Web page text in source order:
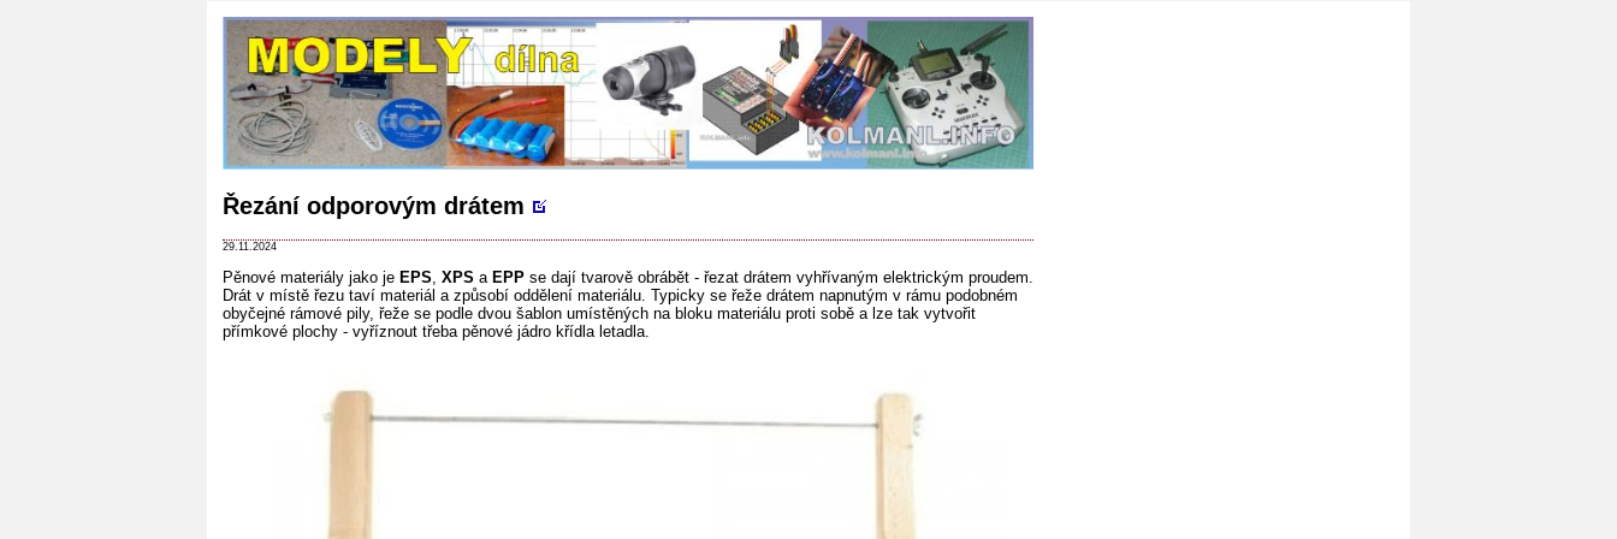
Řezání odporovým drátem
29.11.2024
Pěnové materiály jako je EPS, XPS a EPP se dají tvarově obrábět - řezat drátem vyhřívaným elektrickým proudem.
Drát v místě řezu taví materiál a způsobí oddělení materiálu. Typicky se řeže drátem napnutým v rámu podobném
obyčejné rámové pily, řeže se podle dvou šablon umístěných na bloku materiálu proti sobě a lze tak vytvořit
přímkové plochy - vyříznout třeba pěnové jádro křídla letadla.